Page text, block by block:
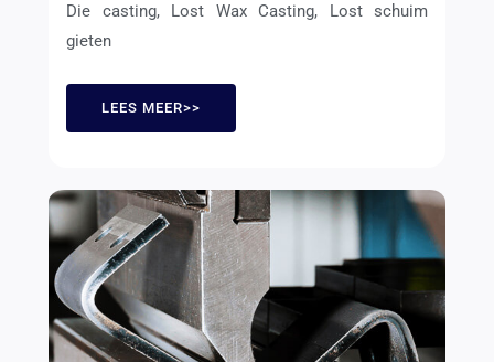
Die casting, Lost Wax Casting, Lost schuim
gieten
LEES MEER>>